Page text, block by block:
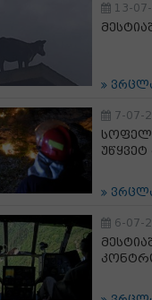
13-
7-07-
სოფელ
6-07-